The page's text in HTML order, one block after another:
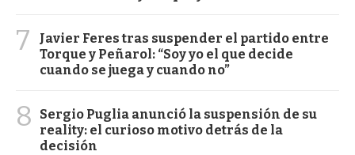
7
Javier Feres tras suspender el partido entre
Torque y Peñarol: “Soy yo el que decide
cuando se juega y cuando no”
8
Sergio Puglia anunció la suspensión de su
reality: el curioso motivo detrás de la
decisión